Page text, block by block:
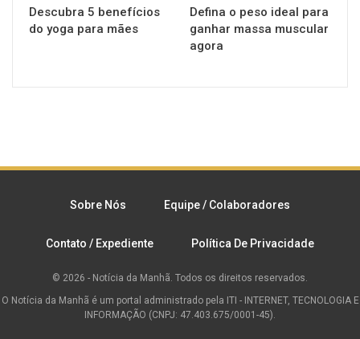
Descubra 5 benefícios
do yoga para mães
Defina o peso ideal para
ganhar massa muscular
agora
Sobre Nós Equipe / Colaboradores
Contato / Expediente Política De Privacidade
© 2026 - Notícia da Manhã. Todos os direitos reservados.
O Notícia da Manhã é um portal administrado pela ITI - INTERNET, TECNOLOGIA E
INFORMAÇÃO (CNPJ: 47.403.675/0001-45).